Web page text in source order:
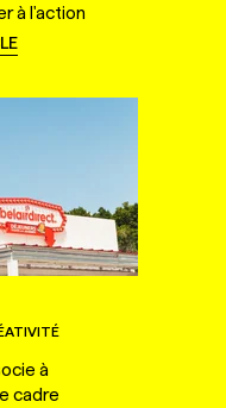
à l'action
à
cadre